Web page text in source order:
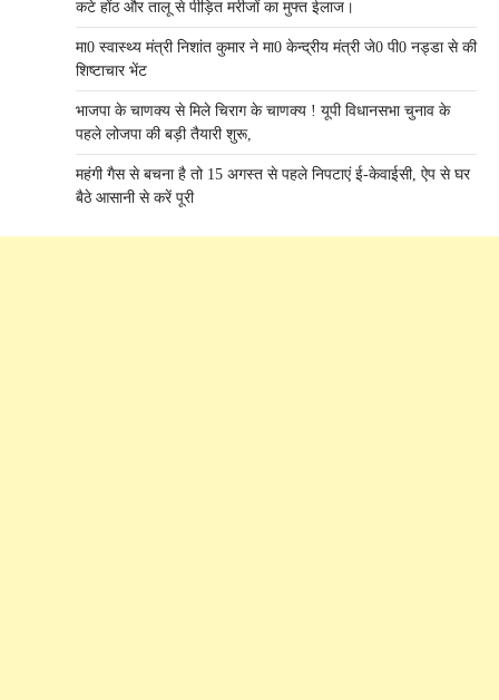
कटे होंठ और तालू से पीड़ित मरीजों का मुफ्त ईलाज।
मा0 स्वास्थ्य मंत्री निशांत कुमार ने मा0 केन्द्रीय मंत्री जे0 पी0 नड्डा से की
शिष्टाचार भेंट
भाजपा के चाणक्य से मिले चिराग के चाणक्य ! यूपी विधानसभा चुनाव के
पहले लोजपा की बड़ी तैयारी शुरू,
महंगी गैस से बचना है तो 15 अगस्त से पहले निपटाएं ई-केवाईसी, ऐप से घर
बैठे आसानी से करें पूरी